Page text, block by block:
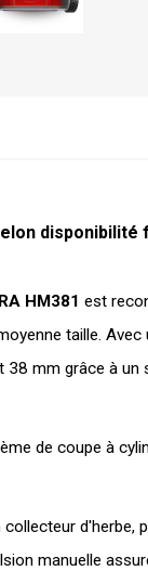
HM381 est
taille.
mm grâce à
de coupe à
d'herbe,
manuelle